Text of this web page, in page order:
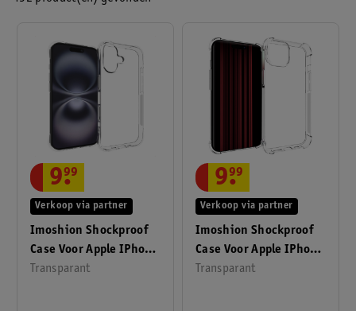
aan persoonlijke of specifieke omstandigheden en kan dus niet
Imoshion Shockproof
Case Voor Apple IPhone
17
Transparant
Verkoop via partner
9.
99
Imoshion Shockproof
Case Voor Apple IPhone
15
Transparant
Verkoop via partner
9.
99